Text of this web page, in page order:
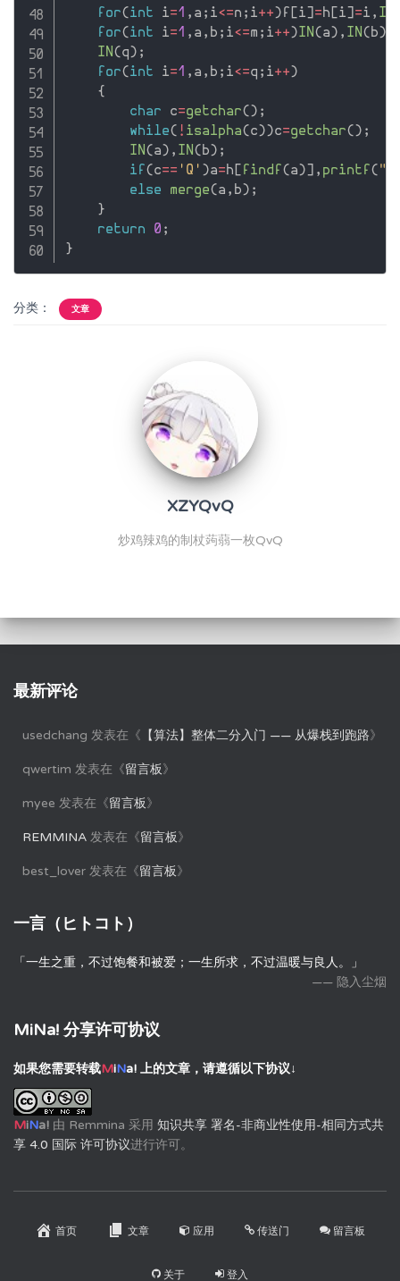
for( int i=1 , a ; i<=n ; i++ ) f i = h i =i , IN
for( int i=1 , a , b ; i<=m ; i++ )IN ( a ) , IN ( b )
IN ( q ) ;
for( int i=1 , a , b ; i<=q ; i++ )
{
char c=getchar( ) ;
while( ! isalpha( c ) )c=getchar( ) ;
IN ( a ) , IN ( b ) ;
if ( c== 'Q' )a= h findf ( a ) , printf (
else
merge( a , b ) ;
}
return
0 ;
}
分类： 文章
XZYQvQ
炒鸡辣鸡的制杖蒟蒻一枚QvQ
最新评论
usedchang 发表在《 【算法】整体二分入门 —— 从爆栈到跑路》
qwertim 发表在《留言板》
myee 发表在《留言板》
REMMINA 发表在《留言板》
best_lover 发表在《留言板》
一言（ヒトコト）
「一生之重，不过饱餐和被爱；一生所求，不过温暖与良人。」
—— 隐入尘烟
MiNa! 分享许可协议
如果您需要转载MiNa! 上的文章，请遵循以下协议↓
MiNa! 由 Remmina 采用 知识共享 署名-非商业性使用-相同方式共
享 4.0 国际 许可协议进行许可。
首页 文章 应用 传送门 留言板
关于 登入